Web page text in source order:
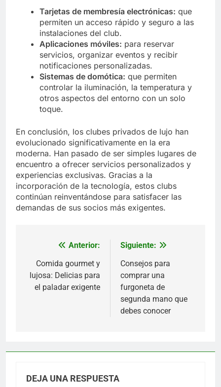
Tarjetas de membresía electrónicas: que
permiten un acceso rápido y seguro a las
instalaciones del club.
Aplicaciones móviles: para reservar
servicios, organizar eventos y recibir
notificaciones personalizadas.
Sistemas de domótica: que permiten
controlar la iluminación, la temperatura y
otros aspectos del entorno con un solo
toque.
En conclusión, los clubes privados de lujo han
evolucionado significativamente en la era
moderna. Han pasado de ser simples lugares de
encuentro a ofrecer servicios personalizados y
experiencias exclusivas. Gracias a la
incorporación de la tecnología, estos clubs
continúan reinventándose para satisfacer las
demandas de sus socios más exigentes.
Navegación
de
entradas
Anterior:
Comida gourmet y
lujosa: Delicias para
el paladar exigente
Siguiente:
Consejos para
comprar una
furgoneta de
segunda mano que
debes conocer
DEJA UNA RESPUESTA